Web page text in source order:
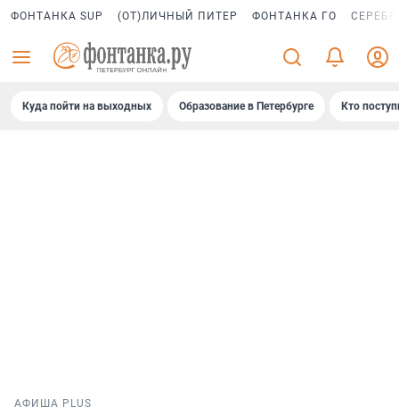
ФОНТАНКА SUP (ОТ)ЛИЧНЫЙ ПИТЕР ФОНТАНКА ГО
Куда пойти на выходных Образование в Петербурге Кто
АФИША PLUS